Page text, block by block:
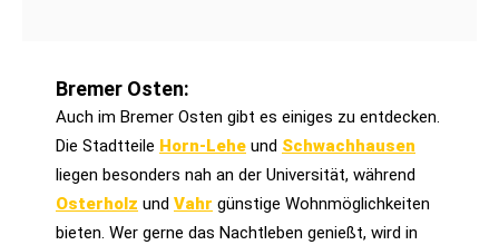
Bremer Osten:
Auch im Bremer Osten gibt es einiges zu entdecken.
Die Stadtteile Horn-Lehe und Schwachhausen
liegen besonders nah an der Universität, während
Osterholz und Vahr günstige Wohnmöglichkeiten
bieten. Wer gerne das Nachtleben genießt, wird in